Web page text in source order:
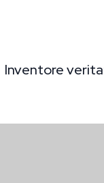
Inventore